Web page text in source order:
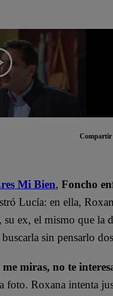
Compartir
Mi Bien, Foncho
Lucía: en ella,
, su ex, el mismo que la
sin pensarlo
miras, no te
foto. Roxana intenta